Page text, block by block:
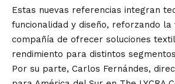
Estas nuevas referencias integran
funcionalidad y diseño, reforzando la
compañía de ofrecer soluciones
rendimiento para distintos
Por su parte, Carlos Fernándes,